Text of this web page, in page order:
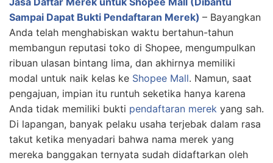
Sampai Dapat Bukti Pendaftaran Merek) – Bayangkan
Anda telah menghabiskan waktu bertahun-tahun
membangun reputasi toko di Shopee, mengumpulkan
ribuan ulasan bintang lima, dan akhirnya memiliki
modal untuk naik kelas ke Shopee Mall. Namun, saat
pengajuan, impian itu runtuh seketika hanya karena
Anda tidak memiliki bukti pendaftaran merek yang sah.
Di lapangan, banyak pelaku usaha terjebak dalam rasa
takut ketika menyadari bahwa nama merek yang
mereka banggakan ternyata sudah didaftarkan oleh